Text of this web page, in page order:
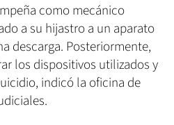
como mecánico
a su hijastro a un aparato
descarga. Posteriormente,
los dispositivos utilizados y
indicó la oficina de